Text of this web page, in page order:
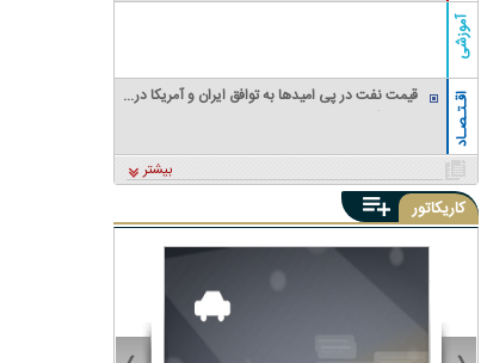
آموزشی
اقـتـصـاد
قیمت نفت در پی امیدها به توافق ایران و آمریکا در
بیشتر
کاریکاتور